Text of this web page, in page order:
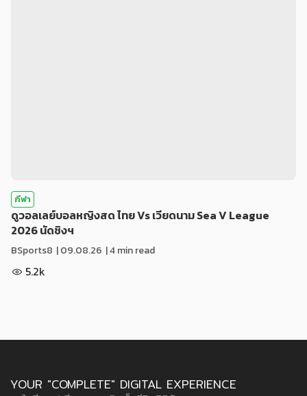
กีฬา
ดูวอลเลย์บอลหญิงสด ไทย Vs เวียดนาม Sea V League
2026 นัดชิงฯ
BSports8 |09.08.26 | 4 min read
5.2k
YOUR "COMPLETE" DIGITAL EXPERIENCE